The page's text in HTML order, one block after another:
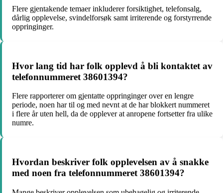
Flere gjentakende temaer inkluderer forsiktighet, telefonsalg,
dårlig opplevelse, svindelforsøk samt irriterende og forstyrrende
oppringinger.
Hvor lang tid har folk opplevd å bli kontaktet av
telefonnummeret 38601394?
Flere rapporterer om gjentatte oppringinger over en lengre
periode, noen har til og med nevnt at de har blokkert nummeret
i flere år uten hell, da de opplever at anropene fortsetter fra ulike
numre.
Hvordan beskriver folk opplevelsen av å snakke
med noen fra telefonnummeret 38601394?